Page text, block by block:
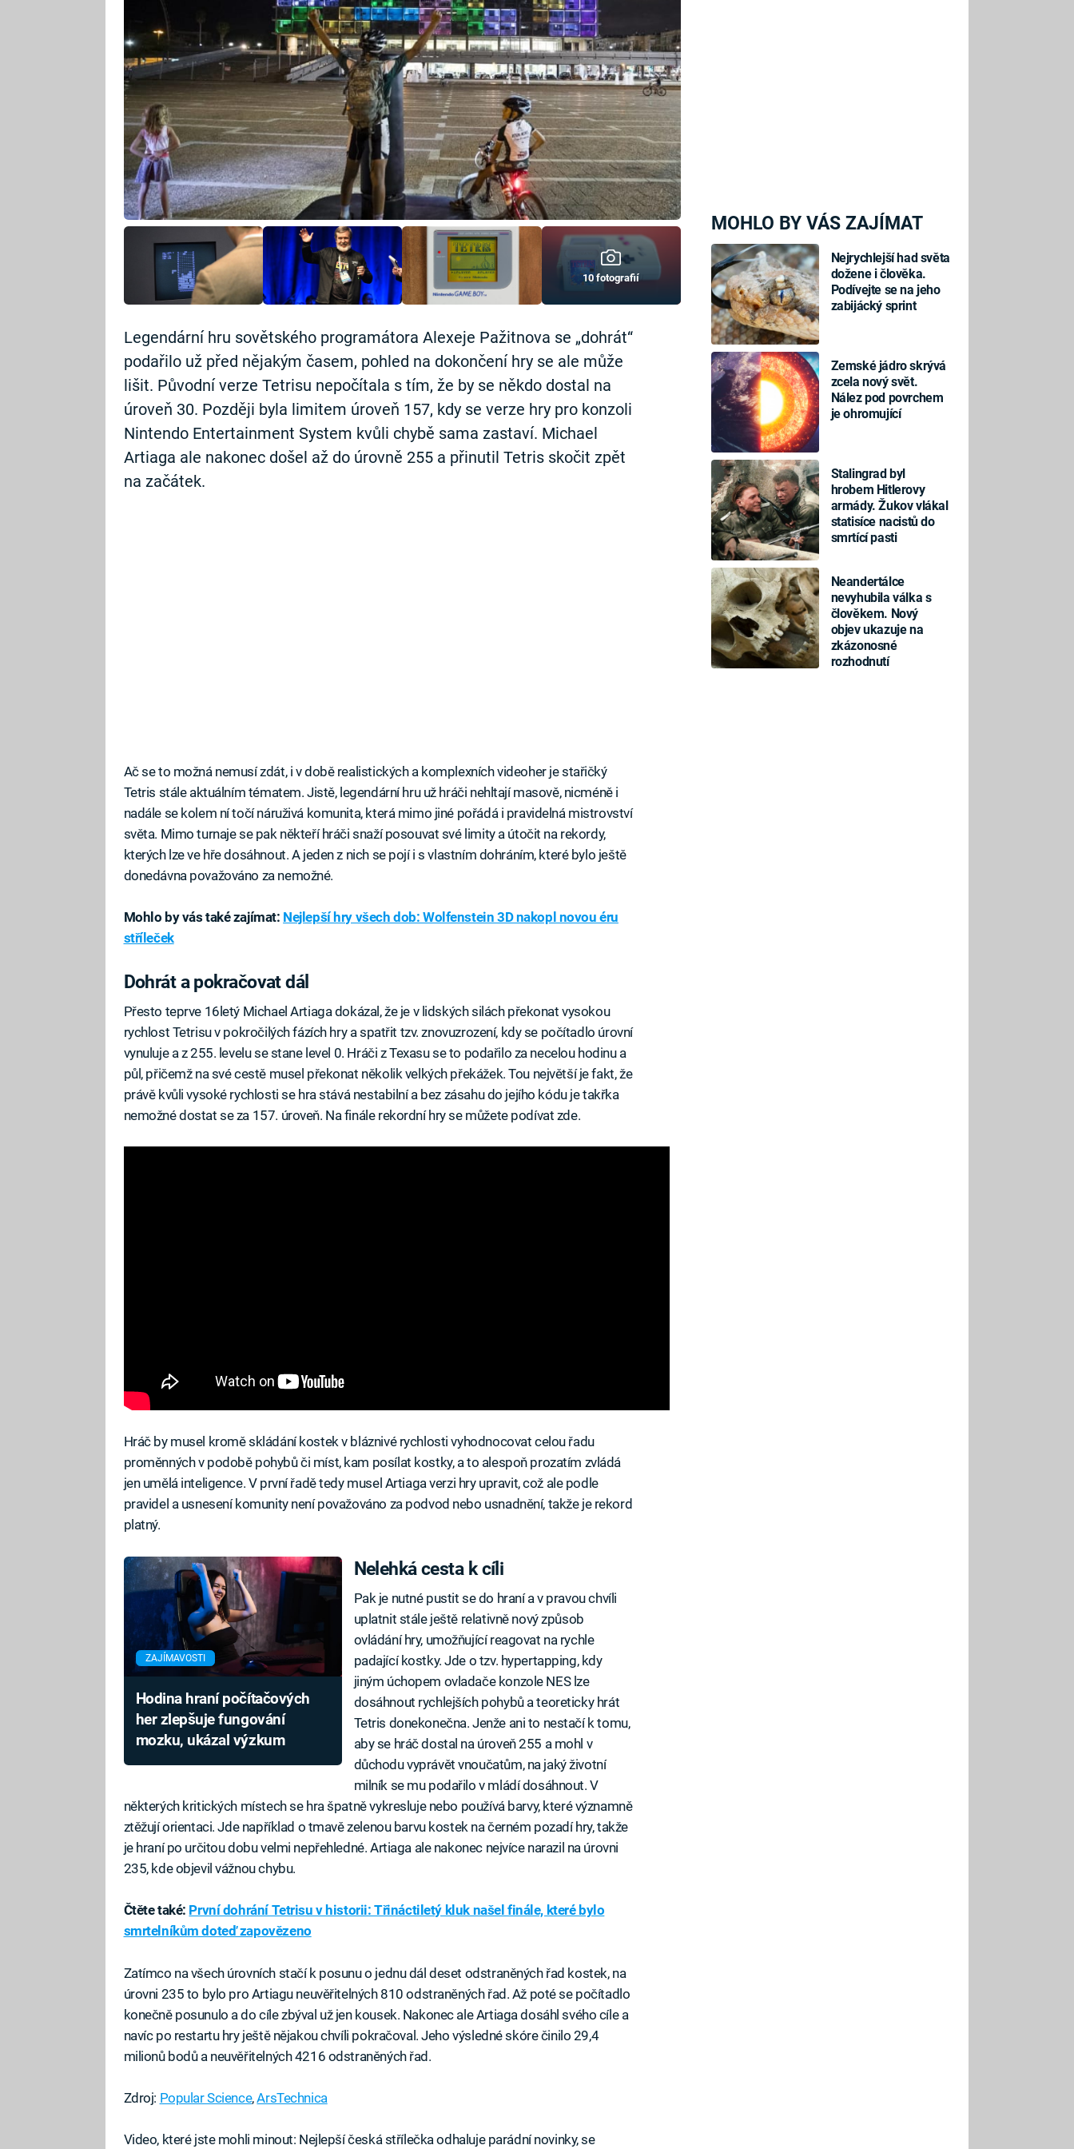
MOHLO BY VÁS ZAJÍMAT
Nejrychlejší had světa
dožene i člověka.
Podívejte se na jeho
zabijácký sprint
Zemské jádro skrývá
zcela nový svět.
Nález pod povrchem
je ohromující
Stalingrad byl
hrobem Hitlerovy
armády. Žukov vlákal
statisíce nacistů do
smrtící pasti
Neandertálce
nevyhubila válka s
člověkem. Nový
objev ukazuje na
zkázonosné
rozhodnutí
10 fotografií
Legendární hru sovětského programátora Alexeje Pažitnova se „dohrát“
podařilo už před nějakým časem, pohled na dokončení hry se ale může
lišit. Původní verze Tetrisu nepočítala s tím, že by se někdo dostal na
úroveň 30. Později byla limitem úroveň 157, kdy se verze hry pro konzoli
Nintendo Entertainment System kvůli chybě sama zastaví. Michael
Artiaga ale nakonec došel až do úrovně 255 a přinutil Tetris skočit zpět
na začátek.
Ač se to možná nemusí zdát, i v době realistických a komplexních videoher je stařičký
Tetris stále aktuálním tématem. Jistě, legendární hru už hráči nehltají masově, nicméně i
nadále se kolem ní točí náruživá komunita, která mimo jiné pořádá i pravidelná mistrovství
světa. Mimo turnaje se pak někteří hráči snaží posouvat své limity a útočit na rekordy,
kterých lze ve hře dosáhnout. A jeden z nich se pojí i s vlastním dohráním, které bylo ještě
donedávna považováno za nemožné.
Mohlo by vás také zajímat: Nejlepší hry všech dob: Wolfenstein 3D nakopl novou éru
stříleček
Dohrát a pokračovat dál
Přesto teprve 16letý Michael Artiaga dokázal, že je v lidských silách překonat vysokou
rychlost Tetrisu v pokročilých fázích hry a spatřit tzv. znovuzrození, kdy se počítadlo úrovní
vynuluje a z 255. levelu se stane level 0. Hráči z Texasu se to podařilo za necelou hodinu a
půl, přičemž na své cestě musel překonat několik velkých překážek. Tou největší je fakt, že
právě kvůli vysoké rychlosti se hra stává nestabilní a bez zásahu do jejího kódu je takřka
nemožné dostat se za 157. úroveň. Na finále rekordní hry se můžete podívat zde.
Hráč by musel kromě skládání kostek v bláznivé rychlosti vyhodnocovat celou řadu
proměnných v podobě pohybů či míst, kam posílat kostky, a to alespoň prozatím zvládá
jen umělá inteligence. V první řadě tedy musel Artiaga verzi hry upravit, což ale podle
pravidel a usnesení komunity není považováno za podvod nebo usnadnění, takže je rekord
platný.
ZAJÍMAVOSTI
Hodina hraní počítačových
her zlepšuje fungování
mozku, ukázal výzkum
Nelehká cesta k cíli
Pak je nutné pustit se do hraní a v pravou chvíli
uplatnit stále ještě relativně nový způsob
ovládání hry, umožňující reagovat na rychle
padající kostky. Jde o tzv. hypertapping, kdy
jiným úchopem ovladače konzole NES lze
dosáhnout rychlejších pohybů a teoreticky hrát
Tetris donekonečna. Jenže ani to nestačí k tomu,
aby se hráč dostal na úroveň 255 a mohl v
důchodu vyprávět vnoučatům, na jaký životní
milník se mu podařilo v mládí dosáhnout. V
některých kritických místech se hra špatně vykresluje nebo používá barvy, které významně
ztěžují orientaci. Jde například o tmavě zelenou barvu kostek na černém pozadí hry, takže
je hraní po určitou dobu velmi nepřehledné. Artiaga ale nakonec nejvíce narazil na úrovni
235, kde objevil vážnou chybu.
Čtěte také: První dohrání Tetrisu v historii: Třináctiletý kluk našel finále, které bylo
smrtelníkům doteď zapovězeno
Zatímco na všech úrovních stačí k posunu o jednu dál deset odstraněných řad kostek, na
úrovni 235 to bylo pro Artiagu neuvěřitelných 810 odstraněných řad. Až poté se počítadlo
konečně posunulo a do cíle zbýval už jen kousek. Nakonec ale Artiaga dosáhl svého cíle a
navíc po restartu hry ještě nějakou chvíli pokračoval. Jeho výsledné skóre činilo 29,4
milionů bodů a neuvěřitelných 4216 odstraněných řad.
Zdroj: Popular Science,ArsTechnica
Video, které jste mohli minout: Nejlepší česká střílečka odhaluje parádní novinky, se